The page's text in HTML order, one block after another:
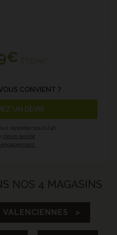
TTC/m²
CONVIENT ?
UN DEVIS
rappelle sous 24h
devis rapide
NOS 4 MAGASINS
VALENCIENNES >